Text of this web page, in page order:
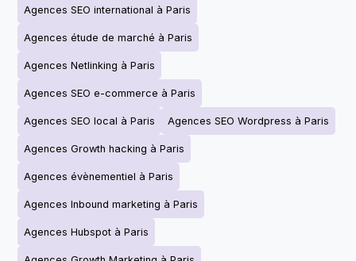
Agences SEO international à Paris
Agences étude de marché à Paris
Agences Netlinking à Paris
Agences SEO e-commerce à Paris
Agences SEO local à Paris Agences SEO Wordpress à Paris
Agences Growth hacking à Paris
Agences évènementiel à Paris
Agences Inbound marketing à Paris
Agences Hubspot à Paris